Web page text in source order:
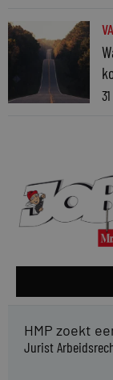
HMP zoekt
Jurist